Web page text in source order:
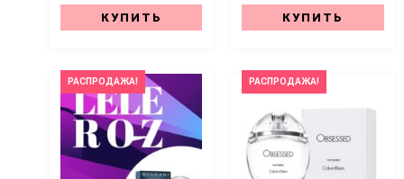
КУПИТЬ КУПИТЬ
РАСПРОДАЖА! РАСПРОДАЖА!